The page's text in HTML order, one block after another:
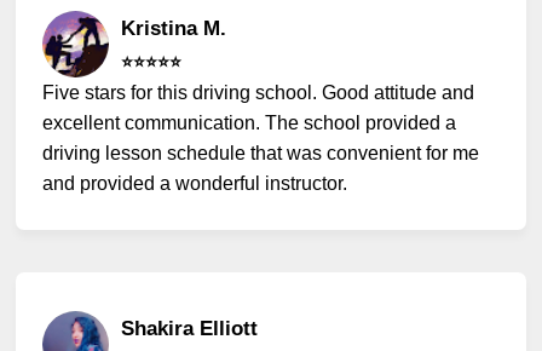
Kristina M.
⭐️⭐️⭐️⭐️⭐️
Five stars for this driving school. Good attitude and
excellent communication. The school provided a
driving lesson schedule that was convenient for me
and provided a wonderful instructor.
Shakira Elliott